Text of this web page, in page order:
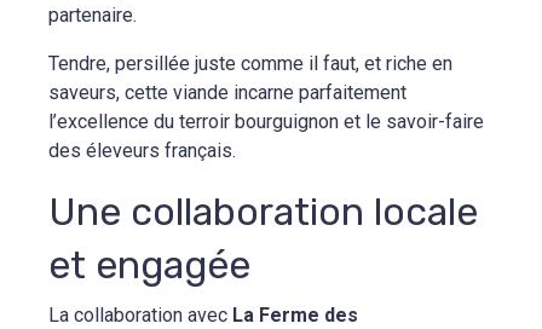
partenaire.
Tendre, persillée juste comme il faut, et riche en
saveurs, cette viande incarne parfaitement
l’excellence du terroir bourguignon et le savoir-faire
des éleveurs français.
Une collaboration locale
et engagée
La collaboration avec La Ferme des